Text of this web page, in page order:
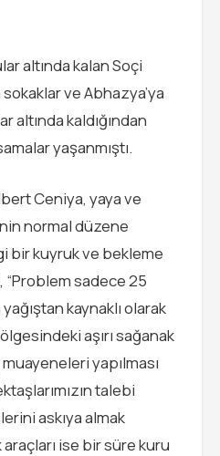
altında kalan Soçi
ve Abhazya’ya
altında kaldığından
yaşanmıştı.
Ceniya, yaya ve
normal düzene
bir kuyruk ve bekleme
“Problem sadece 25
kaynaklı olarak
aşırı sağanak
yapılması
talebi
askıya almak
araçları ise bir süre kuru